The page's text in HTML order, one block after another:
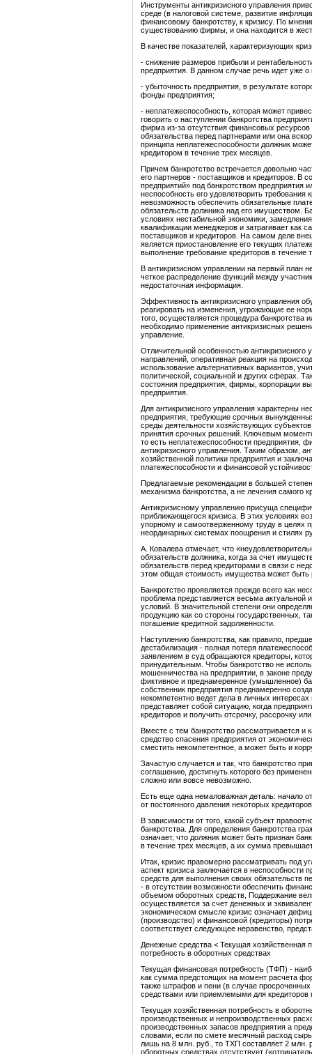
Инструменты антикризисного управления
среде (в налоговой системе, развитие
финансовому банкротству, к кризису. По
существованию фирмы, и она находится в
В качестве показателей, характеризующих
- снижение размеров прибыли и
предприятия. В данном случае речь идет уже
- убыточность предприятия, в результате
фонды предприятия;
- неплатежеспособность, которая может
говорить о наступлении банкротства
фирма из-за отсутствия финансовых
обязательства перед партнерами или она
принципа неплатежеспособности должник
кредитором в течение трех месяцев.
Причем банкротство встречается довольно
его партнеров - поставщиков и кредиторов. В
предприятий» под банкротством предприятия
неспособность его удовлетворить требования
невозможность обеспечить обязательные
обязательств должника над его имуществом.
условиях нестабильной экономики,
квалификации менеджеров и затрагивает как
поставщиков и кредиторов. На самом деле
является приостановление его текущих
выполнение требование кредиторов в
В антикризисном управлении на первый план
четкое распределение функций между
недостаточная информация.
Эффективность антикризисного управления
реагировать на изменения, угрожающие ее
того, осуществляется процедура банкротства
необходимо применение антикризисных
управление.
Отличительной особенностью антикризисного
направлений, оперативная реакция на
использование альтернативных вариантов,
политической, социальной и других сферах.
состояния предприятия, фирмы, корпорации
предприятия.
Для антикризисного управления характерны
предприятия, требующие срочных
среды деятельности хозяйствующих
принятия срочных решений. Ключевым
то есть неплатежеспособности предприятия,
антикризисного управления. Таким образом,
хозяйственной политики предприятия и
платежеспособности и финансовой
Предлагаемые рекомендации в большей
механизма банкротства, а не лечения самого
Антикризисному управлению присуща
приближающегося кризиса. В этих условиях
упорному и самоотверженному труду в целях
неординарных системах поощрения и стилях
А. Ковалева отмечает, что
обязательств должника, когда за счет
обязательств перед кредиторами в связи с
этом общая стоимость имущества может
Банкротство проявляется прежде всего как
проблема представляется весьма актуальной
условий. В значительной степени они
продукцию как со стороны государственных,
погашение кредитной задолженности.
Наступлению банкротства, как правило,
дестабилизация - полная потеря
заявлением в суд обращаются кредиторы,
принудительным. Чтобы банкротство не
мошенничества на предприятии, в законе
фиктивное и преднамеренное (умышленное)
собственник предприятия преднамеренно
некомпетентно ведет дела в личных
представляет собой ситуацию, когда
кредиторов и получить отсрочку, рассрочку
Вместе с тем банкротство рассматривается и
средство спасения предприятия от
сместить некомпетентное, а может быть и
Зачастую случается и так, что банкротство
соглашению, достигнуть которого без
сложно или вовсе невозможно.
Есть еще одна немаловажная деталь: начало
от постоянного давления некоторых
В зависимости от того, какой субъект
банкротства. Для определения банкротства
означает, что должник может быть признан
в течение трех месяцев, а их сумма
Итак, кризис правомерно рассматривать под
аспект кризиса заключается в
средств для выполнения своих обязательств
- в отсутствии возможности обеспечить
объемом оборотных средств, Поддержание
осуществляется за счет денежных и
экономическом смысле кризис означает
(производство) и финансовой (кредиторы)
соответствует следующее неравенство,
Денежные средства < Текущая хозяйственная
потребность в оборотных средствах
Текущая финансовая потребность (ТФП) -
как сумма предстоящих на момент расчета
также штрафов и пени (в случае
средствами или приемлемыми для
Текущая хозяйственная потребность в
производственных и непроизводственных
производственных запасов предприятия а
словами, если по смете месячный расход
лишь на 8 млн. руб., то ТХП составляет 2 млн.
оборотных средствах отсутствует